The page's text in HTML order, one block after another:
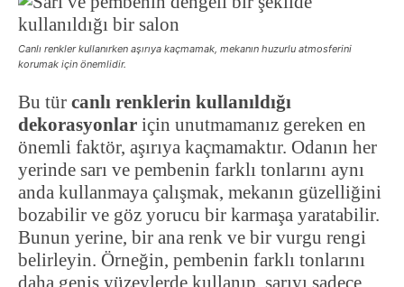
Canlı renkler kullanırken aşırıya kaçmamak, mekanın huzurlu atmosferini
korumak için önemlidir.
Bu tür canlı renklerin kullanıldığı
dekorasyonlar için unutmamanız gereken en
önemli faktör, aşırıya kaçmamaktır. Odanın her
yerinde sarı ve pembenin farklı tonlarını aynı
anda kullanmaya çalışmak, mekanın güzelliğini
bozabilir ve göz yorucu bir karmaşa yaratabilir.
Bunun yerine, bir ana renk ve bir vurgu rengi
belirleyin. Örneğin, pembenin farklı tonlarını
daha geniş yüzeylerde kullanıp, sarıyı sadece